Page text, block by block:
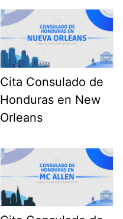
Cita Consulado de
Honduras en New
Orleans